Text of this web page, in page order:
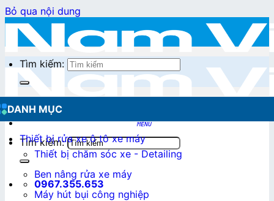
Bỏ qua nội dung
Tìm kiếm:
0967.355.653
Tìm kiếm:
DANH MỤC
Thiết bị rửa xe ô tô xe máy
Thiết bị chăm sóc xe - Detailing
Ben nâng rửa xe máy
Máy hút bụi công nghiệp